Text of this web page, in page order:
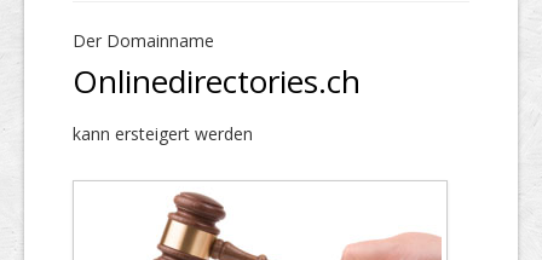
Der Domainname
Onlinedirectories.ch
kann ersteigert werden